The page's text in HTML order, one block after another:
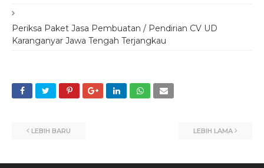
Periksa Paket Jasa Pembuatan / Pendirian CV UD
Karanganyar Jawa Tengah Terjangkau
LEBIH BARU LEBIH LAMA